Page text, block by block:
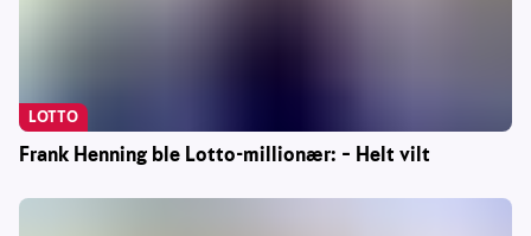
Frank Henning ble Lotto-millionær: – Helt vilt
LOTTO